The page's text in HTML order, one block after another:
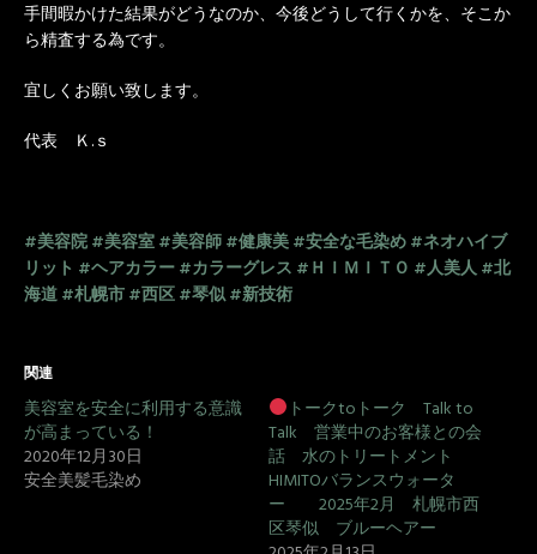
手間暇かけた結果がどうなのか、今後どうして行くかを、そこか
ら精査する為です。
宜しくお願い致します。
代表 Ｋ.ｓ
#美容院#美容室#美容師#健康美#安全な毛染め#ネオハイブ
リット #ヘアカラー#カラーグレス #ＨＩＭＩＴＯ #人美人#北
海道#札幌市#西区#琴似#新技術
関連
美容室を安全に利用する意識
が高まっている！
2020年12月30日
安全美髪毛染め
トークtoトーク Talk to
Talk 営業中のお客様との会
話 水のトリートメント
HIMITOバランスウォータ
ー 2025年2月 札幌市西
区琴似 ブルーヘアー